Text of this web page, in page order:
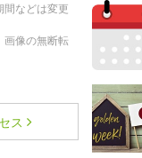
などは変更
画像の無断転
ス